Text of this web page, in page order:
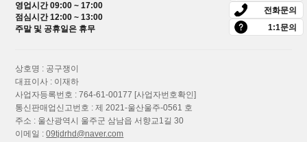
영업시간 09:00 ~ 17:00
점심시간 12:00 ~ 13:00
주말 및 공휴일은 휴무
전화문의
1:1문의
상호명 : 공구쟁이
대표이사 : 이재하
사업자등록번호 : 764-61-00177 [사업자번호확인]
통신판매업신고번호 : 제 2021-울산울주-0561 호
주소 : 울산광역시 울주군 삼남읍 서향교1길 30
이메일 :09tjdrhd@naver.com